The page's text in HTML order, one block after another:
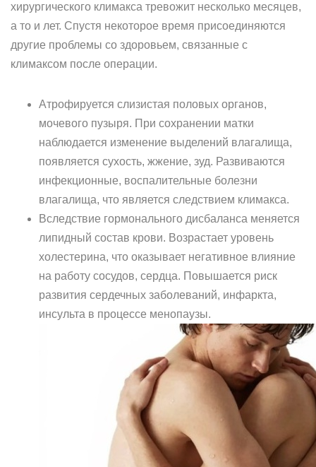
хирургического климакса тревожит несколько месяцев,
а то и лет. Спустя некоторое время присоединяются
другие проблемы со здоровьем, связанные с
климаксом после операции.
Атрофируется слизистая половых органов,
мочевого пузыря. При сохранении матки
наблюдается изменение выделений влагалища,
появляется сухость, жжение, зуд. Развиваются
инфекционные, воспалительные болезни
влагалища, что является следствием климакса.
Вследствие гормонального дисбаланса меняется
липидный состав крови. Возрастает уровень
холестерина, что оказывает негативное влияние
на работу сосудов, сердца. Повышается риск
развития сердечных заболеваний, инфаркта,
инсульта в процессе менопаузы.